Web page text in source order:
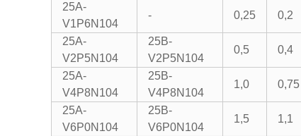
25A-
V1P6N104
- 0,25 0,2
25A-
V2P5N104
25B-
V2P5N104
0,5 0,4
25A-
V4P8N104
25B-
V4P8N104
1,0 0,75
25A-
V6P0N104
25B-
V6P0N104
1,5 1,1